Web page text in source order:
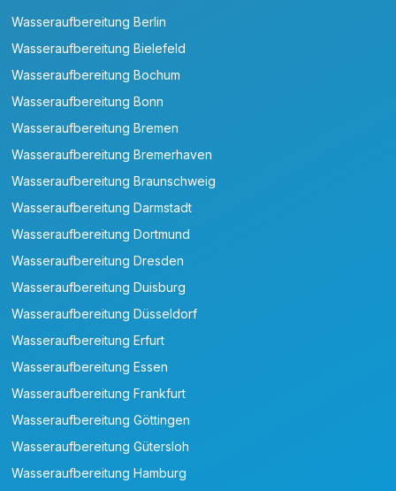
Wasseraufbereitung Berlin
Wasseraufbereitung Bielefeld
Wasseraufbereitung Bochum
Wasseraufbereitung Bonn
Wasseraufbereitung Bremen
Wasseraufbereitung Bremerhaven
Wasseraufbereitung Braunschweig
Wasseraufbereitung Darmstadt
Wasseraufbereitung Dortmund
Wasseraufbereitung Dresden
Wasseraufbereitung Duisburg
Wasseraufbereitung Düsseldorf
Wasseraufbereitung Erfurt
Wasseraufbereitung Essen
Wasseraufbereitung Frankfurt
Wasseraufbereitung Göttingen
Wasseraufbereitung Gütersloh
Wasseraufbereitung Hamburg